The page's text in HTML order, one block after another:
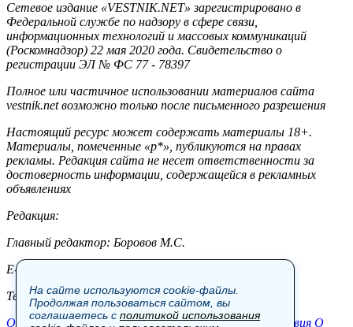
Сетевое издание «VESTNIK.NET» зарегистрировано в
Федеральной службе по надзору в сфере связи,
информационных технологий и массовых коммуникаций
(Роскомнадзор) 22 мая 2020 года. Свидетельство о
регистрации ЭЛ № ФС 77 - 78397
Полное или частичное использовании материалов сайта
vestnik.net возможно только после письменного разрешения
Настоящий ресурс может содержать материалы 18+.
Материалы, помеченные «р*», публикуются на правах
рекламы. Редакция сайта не несет ответственности за
достоверность информации, содержащейся в рекламных
объявлениях
Редакция:
Главный редактор: Боровов М.С.
E-mail: site@vestnik.net, reb.msk@yandex.ru
Тел.: +7 (921) 720-00-97
Общество Экономика Контакты В мире Происшествия О
На сайте используются cookie-файлы.
Продолжая пользоваться сайтом, вы
соглашаетесь с политикой использования